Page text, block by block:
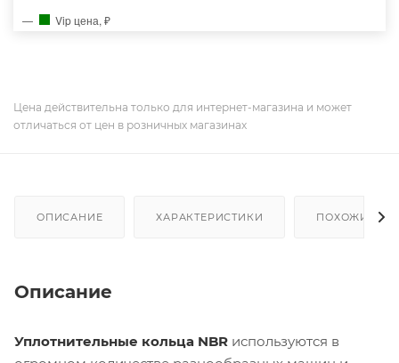
Vip цена, ₽
Цена действительна только для интернет-магазина и может
отличаться от цен в розничных магазинах
ОПИСАНИЕ ХАРАКТЕРИСТИКИ ПОХОЖИЕ
Описание
Уплотнительные кольца NBR используются в